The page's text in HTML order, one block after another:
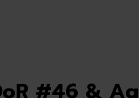
#46 &